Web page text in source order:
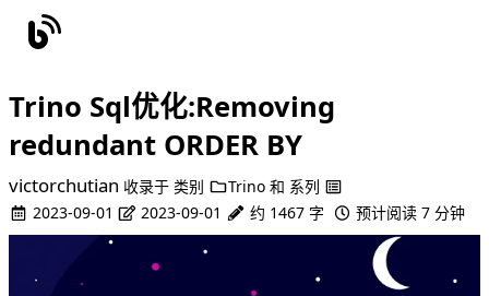
Trino Sql优化:Removing
redundant ORDER BY
victorchutian 收录于 类别 Trino 和 系列
2023-09-01
2023-09-01 约 1467 字 预计阅读 7 分钟